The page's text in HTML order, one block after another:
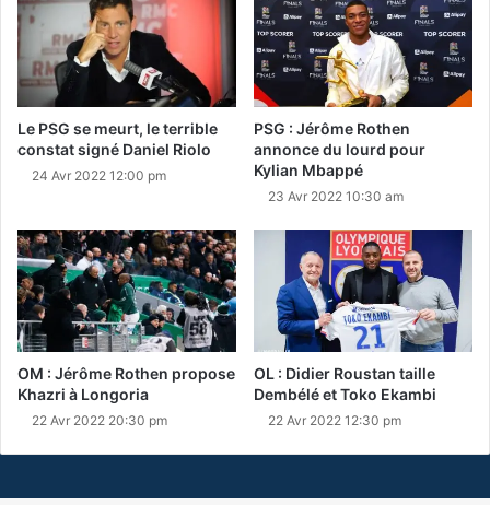
Le PSG se meurt, le terrible
constat signé Daniel Riolo
24 Avr 2022 12:00 pm
PSG : Jérôme Rothen
annonce du lourd pour
Kylian Mbappé
23 Avr 2022 10:30 am
OM : Jérôme Rothen propose
Khazri à Longoria
22 Avr 2022 20:30 pm
OL : Didier Roustan taille
Dembélé et Toko Ekambi
22 Avr 2022 12:30 pm